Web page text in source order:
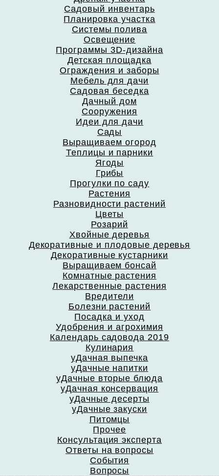
Садовый инвентарь
Планировка участка
Системы полива
Освещение
Программы 3D-дизайна
Детская площадка
Ограждения и заборы
Мебель для дачи
Садовая беседка
Дачный дом
Сооружения
Идеи для дачи
Сады
Выращиваем огород
Теплицы и парники
Ягоды
Грибы
Прогулки по саду
Растения
Разновидности растений
Цветы
Розарий
Хвойные деревья
Декоративные и плодовые деревья
Декоративные кустарники
Выращиваем бонсай
Комнатные растения
Лекарственные растения
Вредители
Болезни растений
Посадка и уход
Удобрения и агрохимия
Календарь садовода 2019
Кулинария
уДачная выпечка
уДачные напитки
уДачные вторые блюда
уДачная консервация
уДачные десерты
уДачные закуски
Питомцы
Прочее
Консультация эксперта
Ответы на вопросы
События
Вопросы